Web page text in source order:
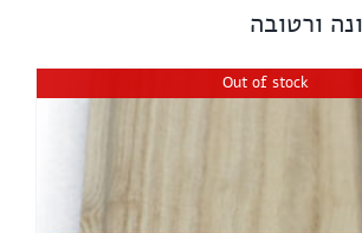
ורטובה
Out of stock